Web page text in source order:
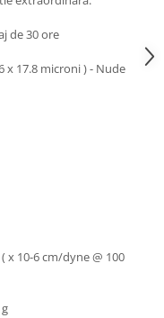
de 30 ore
x 17.8 microni ) - Nude
x 10-6 cm/dyne @ 100